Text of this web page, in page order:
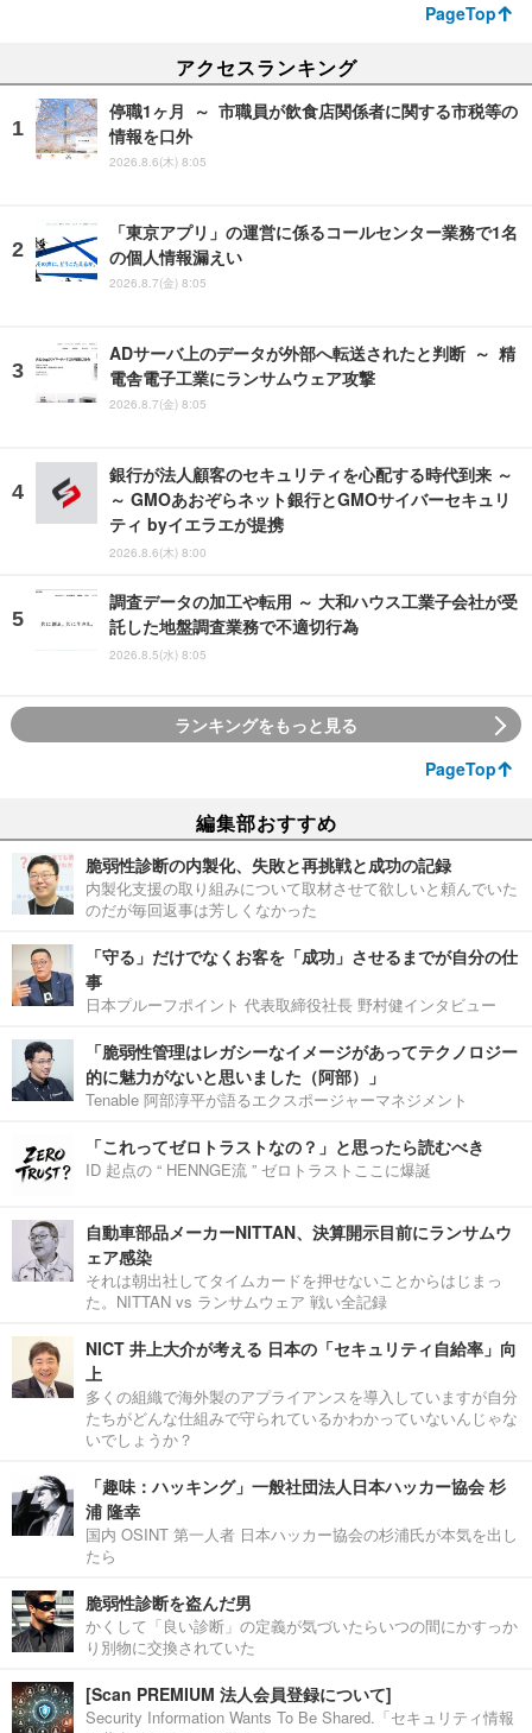
PageTop
アクセスランキング
停職1ヶ月 ～ 市職員が飲食店関係者に関する市税等の
情報を口外
2026.8.6(木) 8:05
「東京アプリ」の運営に係るコールセンター業務で1名
の個人情報漏えい
2026.8.7(金) 8:05
ADサーバ上のデータが外部へ転送されたと判断 ～ 精
電舎電子工業にランサムウェア攻撃
2026.8.7(金) 8:05
銀行が法人顧客のセキュリティを心配する時代到来 ～
～ GMOあおぞらネット銀行とGMOサイバーセキュリ
ティ byイエラエが提携
2026.8.6(木) 8:00
調査データの加工や転用 ～ 大和ハウス工業子会社が受
託した地盤調査業務で不適切行為
2026.8.5(水) 8:05
ランキングをもっと見る
PageTop
編集部おすすめ
脆弱性診断の内製化、失敗と再挑戦と成功の記録
内製化支援の取り組みについて取材させて欲しいと頼んでいた
のだが毎回返事は芳しくなかった
「守る」だけでなくお客を「成功」させるまでが自分の仕
事
日本プルーフポイント 代表取締役社長 野村健インタビュー
「脆弱性管理はレガシーなイメージがあってテクノロジー
的に魅力がないと思いました（阿部）」
Tenable 阿部淳平が語るエクスポージャーマネジメント
「これってゼロトラストなの？」と思ったら読むべき
ID 起点の “ HENNGE流 ” ゼロトラストここに爆誕
自動車部品メーカーNITTAN、決算開示目前にランサムウ
ェア感染
それは朝出社してタイムカードを押せないことからはじまっ
た。NITTAN vs ランサムウェア 戦い全記録
NICT 井上大介が考える 日本の「セキュリティ自給率」向
上
多くの組織で海外製のアプライアンスを導入していますが自分
たちがどんな仕組みで守られているかわかっていないんじゃな
いでしょうか？
「趣味：ハッキング」一般社団法人日本ハッカー協会 杉
浦 隆幸
国内 OSINT 第一人者 日本ハッカー協会の杉浦氏が本気を出し
たら
脆弱性診断を盗んだ男
かくして「良い診断」の定義が気づいたらいつの間にかすっか
り別物に交換されていた
[Scan PREMIUM 法人会員登録について]
Security Information Wants To Be Shared.「セキュリティ情報